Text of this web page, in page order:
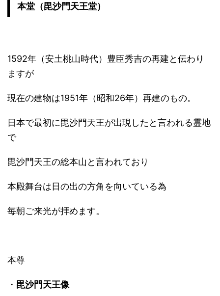
本堂（毘沙門天王堂）
1592年（安土桃山時代）豊臣秀吉の再建と伝わり
ますが
現在の建物は1951年（昭和26年）再建のもの。
日本で最初に毘沙門天王が出現したと言われる霊地
で
毘沙門天王の総本山と言われており
本殿舞台は日の出の方角を向いている為
毎朝ご来光が拝めます。
本尊
・ 毘沙門天王像